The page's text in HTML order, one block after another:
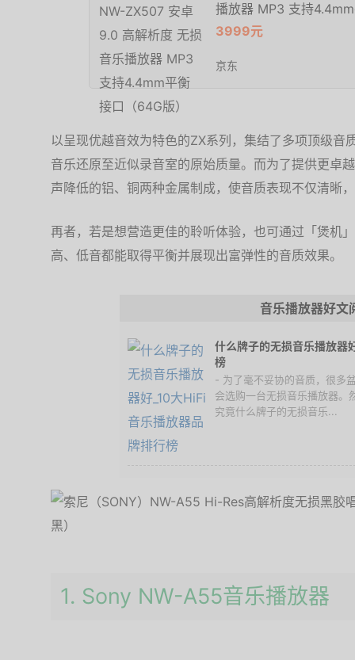
播放器 MP3 支持
3999元
京东
以呈现优越音效为特色的ZX系列，集结了多项顶级音
音乐还原至近似录音室的原始质量。而为了提供更卓
声降低的铝、铜两种金属制成，使音质表现不仅清晰
再者，若是想营造更佳的聆听体验，也可通过「煲机
高、低音都能取得平衡并展现出富弹性的音质效果。
音乐播放器好文
什么牌子的无损音乐播放器
榜
- 为了毫不妥协的音质，很多
会选购一台无损音乐播放器。
究竟什么牌子的无损音乐...
1. Sony NW-A55音乐播放器